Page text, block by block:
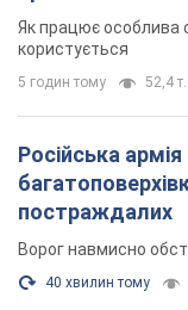
Як працює особлива
користується
5 годин тому 52,4 т.
Російська армія
постраждалих
Ворог навмисно
40 хвилин тому